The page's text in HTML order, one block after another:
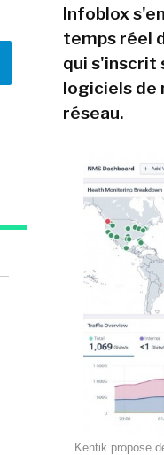
Infoblox
temps réel
qui s'inscrit
logiciels de
réseau.
Kentik propose